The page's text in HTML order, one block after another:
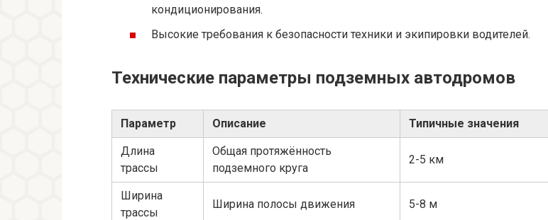
кондиционирования.
Высокие требования к безопасности техники и экипировки водителей.
Технические параметры подземных автодромов
Параметр Описание Типичные значения
Длина
трассы
Общая протяжённость
подземного круга
2-5 км
Ширина
трассы
Ширина полосы движения 5-8 м